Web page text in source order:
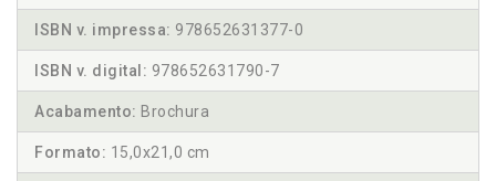
ISBN v. impressa: 978652631377-0
ISBN v. digital: 978652631790-7
Acabamento: Brochura
Formato: 15,0x21,0 cm